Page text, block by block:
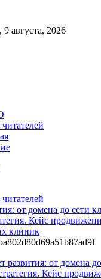
9 августа, 2026
от домена до сети
Кейс
клиник
развития: от домена
Кейс